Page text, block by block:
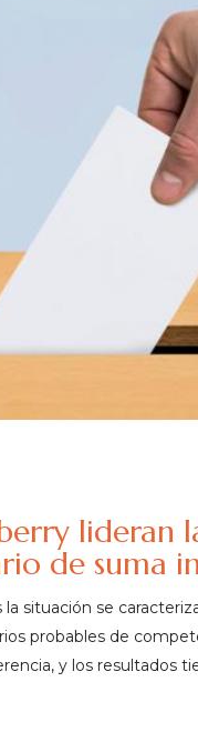
lideran
de suma
situación se
probables de
y los resultados